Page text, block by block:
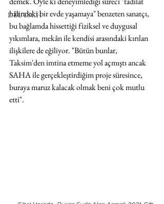
DEUTSCH
hâlindeki bir evde yaşamaya" benzeten sanatçı,
bu bağlamda hissettiği fiziksel ve duygusal
yıkımlara, mekân ile kendisi arasındaki kırılan
ilişkilere de eğiliyor. "Bütün bunlar,
Taksim'den imtina etmeme yol açmıştı ancak
SAHA ile gerçekleştirdiğim proje süresince,
buraya maruz kalacak olmak beni çok mutlu
etti".